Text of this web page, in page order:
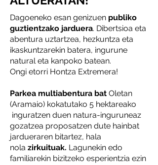
Dagoeneko esan genizuen publiko
guztientzako jarduera. Dibertsioa eta
abentura uztartzea, hezkuntza eta
ikaskuntzarekin batera, ingurune
natural eta kanpoko batean.
Ongi etorri Hontza Extremera!
Parkea multiabentura bat Oletan
(Aramaio) kokatutako 5 hektareako
inguratzen duen natura-inguruneaz
gozatzea proposatzen dute hainbat
jardueraren bitartez, hala
nola zirkuituak. Lagunekin edo
familiarekin bizitzeko esperientzia ezin